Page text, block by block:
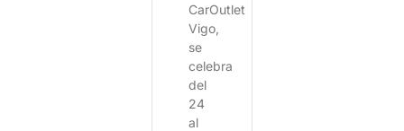
CarOutlet
Vigo,
se
celebra
del
24
al